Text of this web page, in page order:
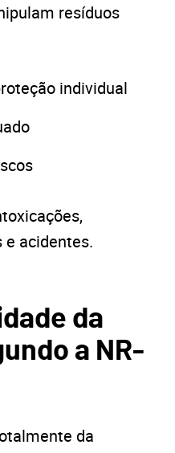
resíduos
individual
acidentes.
da
a NR-
da